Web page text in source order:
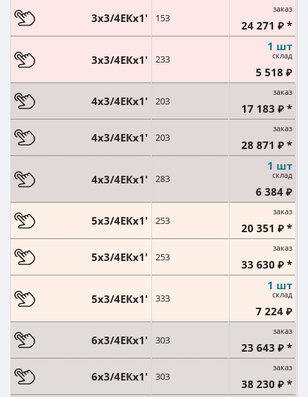
3х3/4ЕКx1' 153
заказ
24 271 ₽ *
3х3/4ЕКx1' 233
1 шт
склад
5 518 ₽
4х3/4ЕКx1' 203
заказ
17 183 ₽ *
4х3/4ЕКx1' 203
заказ
28 871 ₽ *
4х3/4ЕКx1' 283
1 шт
склад
6 384 ₽
5х3/4ЕКx1' 253
заказ
20 351 ₽ *
5х3/4ЕКx1' 253
заказ
33 630 ₽ *
5х3/4ЕКx1' 333
1 шт
склад
7 224 ₽
6х3/4ЕКx1' 303
заказ
23 643 ₽ *
6х3/4ЕКx1' 303
заказ
38 230 ₽ *